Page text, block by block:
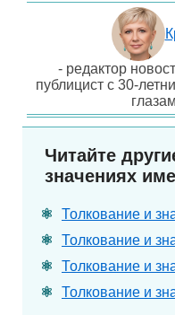
- редактор
публицист с 30-
Читайте
значениях
Толкование и
Толкование и
Толкование и
Толкование и